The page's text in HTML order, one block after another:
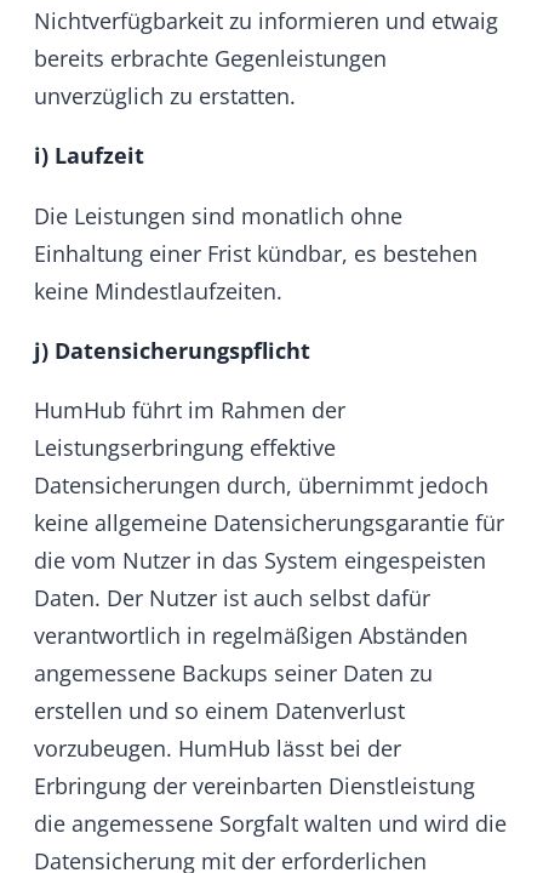
jedoch nicht zu, dass die gespeicherten
Inhalte oder Daten, auf die der Nutzer zugreift,
nicht versehentlich beschädigt oder verfälscht
werden, verloren gehen oder teilweise
entfernt werden
Sofern vertraglich nicht anders vereinbart,
gelten für die von HumHub angebotenen
Internetseite angegebenen Preise. Die
werden mit Rechnungsstellung ohne Abzug
zur sofortigen Zahlung fällig. Sofern nicht
abweichend vereinbart, erfolgt die
Abrechnung monatlich ab dem Tag der
Bestellung. Die Nutzungsgebühren sind
jeweils im Voraus fällig.
ausschließlich die Zahlung per Kreditkarte
an.
HumHub behält sich außerdem zu den in §
4 b) genannten Maßnahmen vor, im Falle
eines Zahlungsverzuges, die betreffende
Instanz zu deaktivieren. Die Instanz mit all
ihren Daten wird nach dem Eingang der